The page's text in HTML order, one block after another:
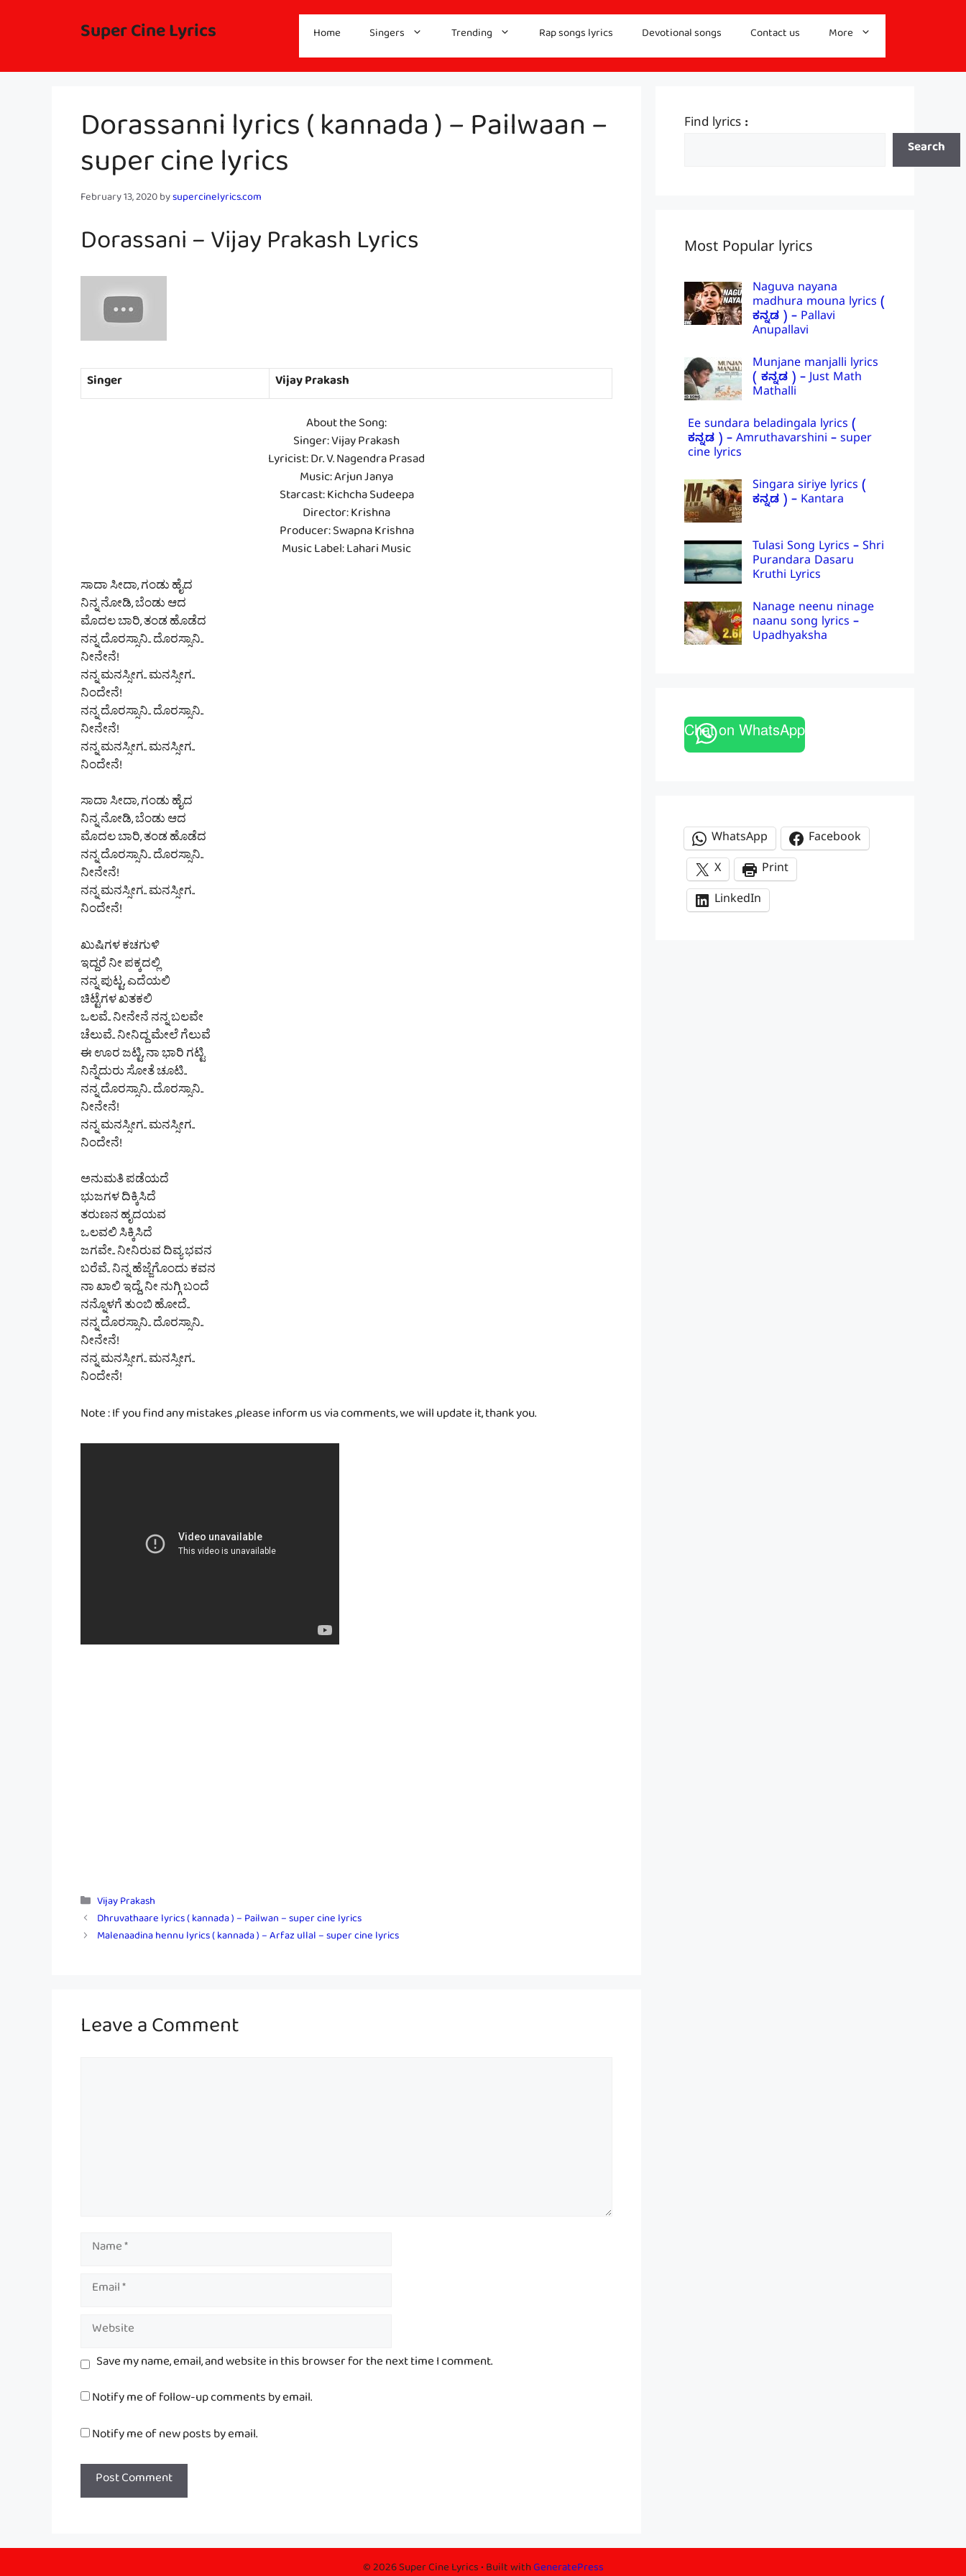
Super Cine Lyrics Home Singers Trending Rap songs lyrics Devotional songs Contact us More
Dorassanni lyrics ( kannada ) – Pailwaan –
super cine lyrics
February 13, 2020bysupercinelyrics.com
Dorassani – Vijay Prakash Lyrics
Singer
Vijay Prakash
About the Song:
Singer: Vijay Prakash
Lyricist: Dr. V. Nagendra Prasad
Music: Arjun Janya
Starcast: Kichcha Sudeepa
Director: Krishna
Producer: Swapna Krishna
Music Label: Lahari Music
ಸಾದಾ ಸೀದಾ, ಗಂಡು ಹೈದ
ನಿನ್ನ ನೋಡಿ, ಬೆಂಡು ಆದ
ಮೊದಲ ಬಾರಿ, ತಂಡ ಹೊಡೆದ
ನನ್ನ ದೊರಸ್ಸಾನಿ.. ದೊರಸ್ಸಾನಿ..
ನೀನೇನೆ!
ನನ್ನ ಮನಸ್ಸೀಗ.. ಮನಸ್ಸೀಗ..
ನಿಂದೇನೆ!
ನನ್ನ ದೊರಸ್ಸಾನಿ.. ದೊರಸ್ಸಾನಿ..
ನೀನೇನೆ!
ನನ್ನ ಮನಸ್ಸೀಗ.. ಮನಸ್ಸೀಗ..
ನಿಂದೇನೆ!
ಸಾದಾ ಸೀದಾ, ಗಂಡು ಹೈದ
ನಿನ್ನ ನೋಡಿ, ಬೆಂಡು ಆದ
ಮೊದಲ ಬಾರಿ, ತಂಡ ಹೊಡೆದ
ನನ್ನ ದೊರಸ್ಸಾನಿ.. ದೊರಸ್ಸಾನಿ..
ನೀನೇನೆ!
ನನ್ನ ಮನಸ್ಸೀಗ.. ಮನಸ್ಸೀಗ..
ನಿಂದೇನೆ!
ಖುಷಿಗಳ ಕಚಗುಳಿ
ಇದ್ದರೆ ನೀ ಪಕ್ಕದಲ್ಲಿ
ನನ್ನ ಪುಟ್ಟ, ಎದೆಯಲಿ
ಚಿಟ್ಟೆಗಳ ಖತಕಲಿ
ಒಲವೆ.. ನೀನೇನೆ ನನ್ನ ಬಲವೇ
ಚೆಲುವೆ.. ನೀನಿದ್ದ ಮೇಲೆ ಗೆಲುವೆ
ಈ ಊರ ಜಟ್ಟಿ, ನಾ ಭಾರಿ ಗಟ್ಟಿ
ನಿನ್ನೆದುರು ಸೋತೆ ಚೂಟಿ..
ನನ್ನ ದೊರಸ್ಸಾನಿ.. ದೊರಸ್ಸಾನಿ..
ನೀನೇನೆ!
ನನ್ನ ಮನಸ್ಸೀಗ.. ಮನಸ್ಸೀಗ..
ನಿಂದೇನೆ!
ಅನುಮತಿ ಪಡೆಯದೆ
ಭುಜಗಳ ದಿಕ್ಕಿಸಿದೆ
ತರುಣನ ಹೃದಯವ
ಒಲವಲಿ ಸಿಕ್ಕಿಸಿದೆ
ಜಗವೇ.. ನೀನಿರುವ ದಿವ್ಯ ಭವನ
ಬರೆವೆ.. ನಿನ್ನ ಹೆಜ್ಜೆಗೊಂದು ಕವನ
ನಾ ಖಾಲಿ ಇದ್ದೆ, ನೀ ನುಗ್ಗಿ ಬಂದೆ
ನನ್ನೊಳಗೆ ತುಂಬಿ ಹೋದೆ..
ನನ್ನ ದೊರಸ್ಸಾನಿ.. ದೊರಸ್ಸಾನಿ..
ನೀನೇನೆ!
ನನ್ನ ಮನಸ್ಸೀಗ.. ಮನಸ್ಸೀಗ..
ನಿಂದೇನೆ!
Note : If you find any mistakes ,please inform us via comments, we will update it, thank you.
Categories
Vijay Prakash
Dhruvathaare lyrics ( kannada ) – Pailwan – super cine lyrics
Malenaadina hennu lyrics ( kannada ) – Arfaz ullal – super cine lyrics
Leave a Comment
Name
Email
Website
Save my name, email, and website in this browser for the next time I comment.
Notify me of follow-up comments by email.
Notify me of new posts by email.
Find lyrics :
Search
Most Popular lyrics
Naguva nayana
madhura mouna lyrics (
ಕನ್ನಡ ) – Pallavi
Anupallavi
Munjane manjalli lyrics
( ಕನ್ನಡ ) – Just Math
Mathalli
Ee sundara beladingala lyrics (
ಕನ್ನಡ ) – Amruthavarshini – super
cine lyrics
Singara siriye lyrics (
ಕನ್ನಡ ) – Kantara
Tulasi Song Lyrics – Shri
Purandara Dasaru
Kruthi Lyrics
Nanage neenu ninage
naanu song lyrics –
Upadhyaksha
Chat on WhatsApp
WhatsApp
Facebook
X
Print
LinkedIn
© 2026 Super Cine Lyrics• Built withGeneratePress